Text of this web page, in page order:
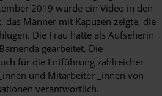
2019 wurde ein Video in den
das Männer mit Kapuzen zeigte, die
Die Frau hatte als Aufseherin
gearbeitet. Die
für die Entführung zahlreicher
und Mitarbeiter _innen von
verantwortlich.